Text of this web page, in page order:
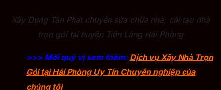
Xây Dựng Tân Phát chuyên sửa chữa nhà, cải tạo nhà
trọn gói tại huyện Tiên Lãng Hải Phòng
>>> Mời quý vị xem thêm: Dịch vụ Xây Nhà Trọn
Gói tại Hải Phòng Uy Tín Chuyên nghiệp của
chúng tôi